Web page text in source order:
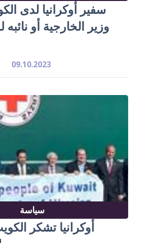
سفير أوكرانيا لدى
وزير الخارجية أو
09.10.2023
سياسة
أوكرانيا تشكر